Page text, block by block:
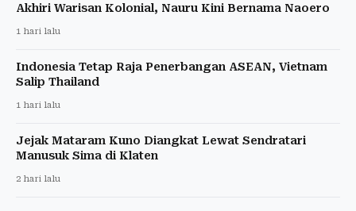
Akhiri Warisan Kolonial, Nauru Kini Bernama Naoero
1 hari lalu
Indonesia Tetap Raja Penerbangan ASEAN, Vietnam
Salip Thailand
1 hari lalu
Jejak Mataram Kuno Diangkat Lewat Sendratari
Manusuk Sima di Klaten
2 hari lalu